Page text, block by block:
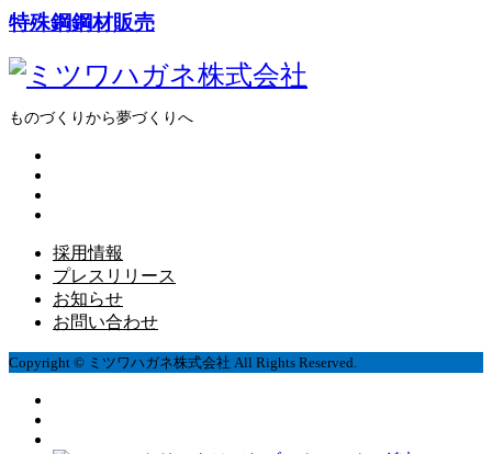
特殊鋼鋼材販売
ものづくりから夢づくりへ
採用情報
プレスリリース
お知らせ
お問い合わせ
Copyright © ミツワハガネ株式会社 All Rights Reserved.